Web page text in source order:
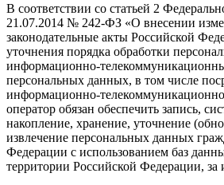
В соответствии со статьей 2
21.07.2014 № 242-ФЗ «О внесении
законодательные акты Российской
уточнения порядка обработки
информационно-
персональных данных, в том числе
информационно-
оператор обязан обеспечить запись,
накопление, хранение, уточнение
извлечение персональных данных
Федерации с использованием баз
территории Российской Федерации, за